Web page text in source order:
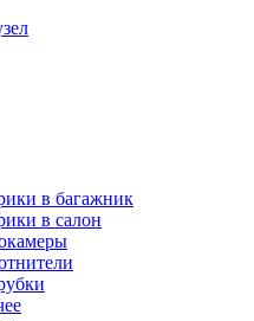
в багажник
в салон